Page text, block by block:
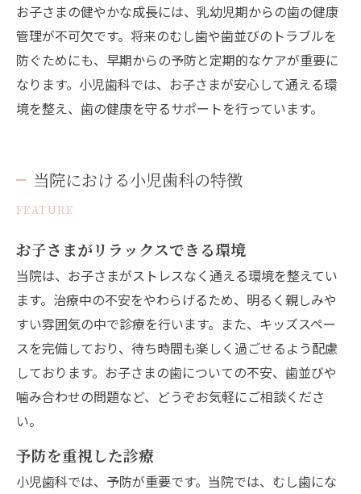
お子さまの健やかな成長には、乳幼児期からの歯の健康
管理が不可欠です。将来のむし歯や歯並びのトラブルを
防ぐためにも、早期からの予防と定期的なケアが重要に
なります。小児歯科では、お子さまが安心して通える環
境を整え、歯の健康を守るサポートを行っています。
当院における小児歯科の特徴
FEATURE
お子さまがリラックスできる環境
当院は、お子さまがストレスなく通える環境を整えてい
ます。治療中の不安をやわらげるため、明るく親しみや
すい雰囲気の中で診療を行います。また、キッズスペー
スを完備しており、待ち時間も楽しく過ごせるよう配慮
しております。お子さまの歯についての不安、歯並びや
噛み合わせの問題など、どうぞお気軽にご相談くださ
い。
予防を重視した診療
小児歯科では、予防が重要です。当院では、むし歯にな